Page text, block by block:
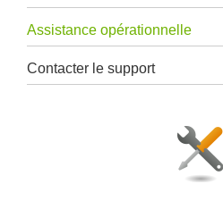
Assistance opérationnelle
Contacter le support